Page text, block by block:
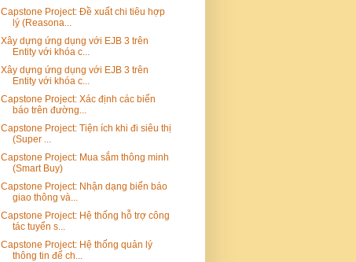
Capstone Project: Đề xuất chi tiêu hợp
lý (Reasona...
Xây dựng ứng dụng với EJB 3 trên
Entity với khóa c...
Xây dựng ứng dụng với EJB 3 trên
Entity với khóa c...
Capstone Project: Xác định các biển
báo trên đường...
Capstone Project: Tiện ích khi đi siêu thị
(Super ...
Capstone Project: Mua sắm thông minh
(Smart Buy)
Capstone Project: Nhận dạng biển báo
giao thông và...
Capstone Project: Hệ thống hỗ trợ công
tác tuyển s...
Capstone Project: Hệ thống quản lý
thông tin để ch...